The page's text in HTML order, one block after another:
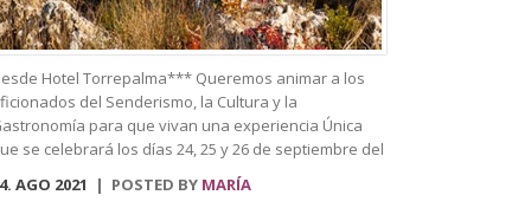
Hotel Torrepalma*** Queremos animar a los
del Senderismo, la Cultura y la
para que vivan una experiencia Única
se celebrará los días 24, 25 y 26 de septiembre del
2021. Se trata del primer Festival de
celebrado en Alcalá la Real, que trata de
AGO 2021 POSTED BY MARÍA